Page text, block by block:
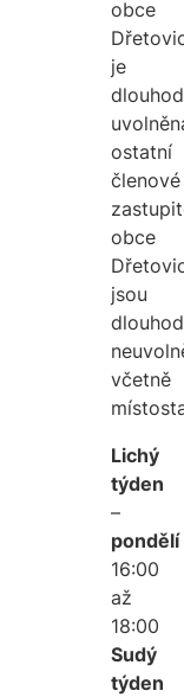
obce
je
ostatní
členové
obce
jsou
včetně
Lichý
týden
–
pondělí
16:00
až
18:00
Sudý
týden